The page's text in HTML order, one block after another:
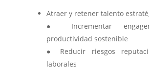
Atraer y retener talento
● Incrementar
productividad sostenible
● Reducir riesgos
laborales